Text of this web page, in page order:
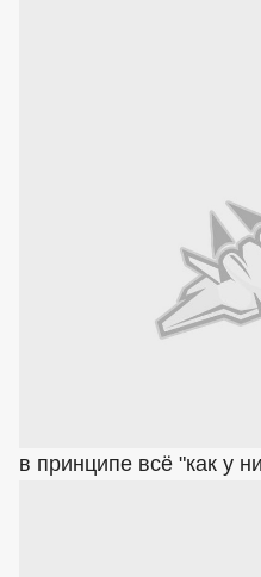
в принципе всё "как у